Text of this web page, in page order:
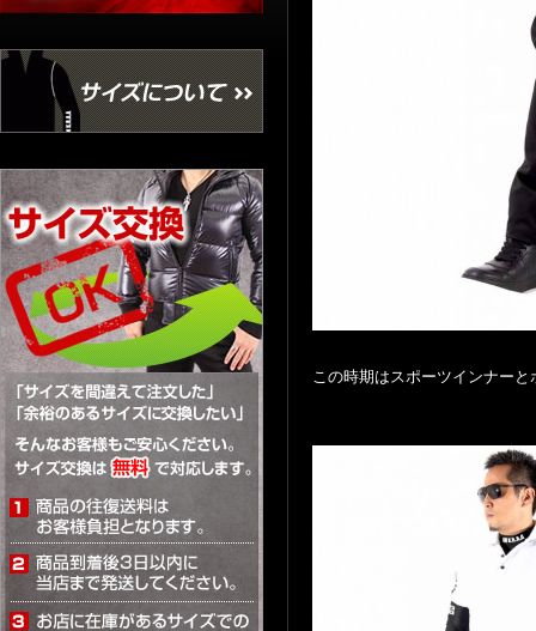
この時期はスポーツインナー